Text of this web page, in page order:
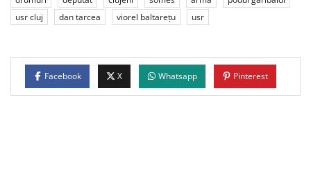
usr cluj
dan tarcea viorel baltarețu usr
Facebook X Whatsapp Pinterest